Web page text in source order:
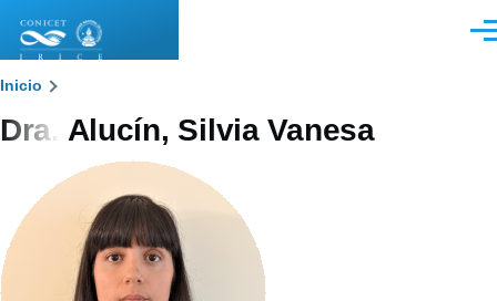
Sobrescribir
enlaces
ayuda
a
la
Inicio
Dra. Alucín, Silvia Vanesa